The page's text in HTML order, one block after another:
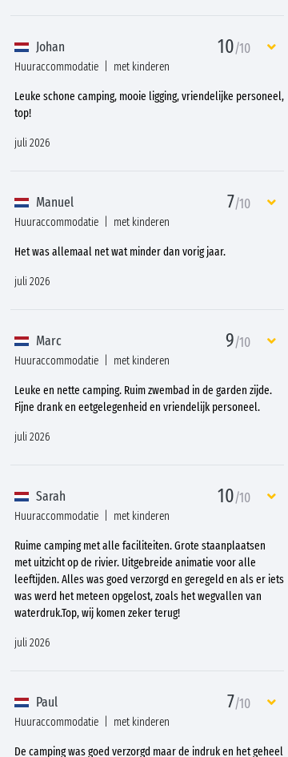
Johan 10/10
Huuraccommodatie met kinderen
Leuke schone camping, mooie ligging, vriendelijke personeel,
top!
juli 2026
Manuel 7/10
Huuraccommodatie met kinderen
Het was allemaal net wat minder dan vorig jaar.
juli 2026
Marc 9/10
Huuraccommodatie met kinderen
Leuke en nette camping. Ruim zwembad in de garden zijde.
Fijne drank en eetgelegenheid en vriendelijk personeel.
juli 2026
Sarah 10/10
Huuraccommodatie met kinderen
Ruime camping met alle faciliteiten. Grote staanplaatsen
met uitzicht op de rivier. Uitgebreide animatie voor alle
leeftijden. Alles was goed verzorgd en geregeld en als er iets
was werd het meteen opgelost, zoals het wegvallen van
waterdruk.Top, wij komen zeker terug!
juli 2026
Paul 7/10
Huuraccommodatie met kinderen
De camping was goed verzorgd maar de indruk en het geheel